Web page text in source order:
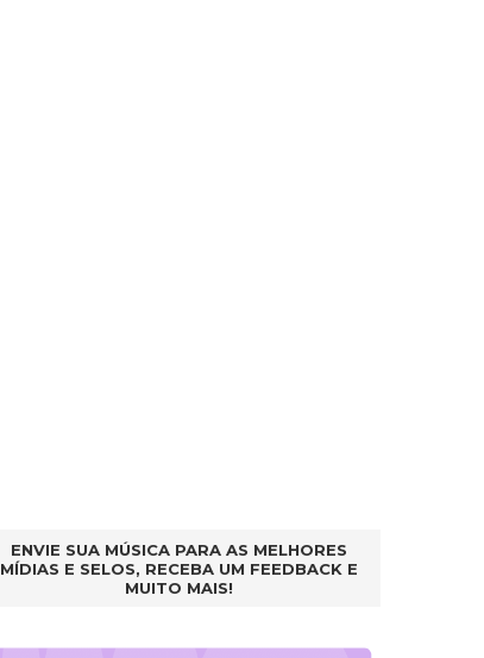
ENVIE SUA MÚSICA PARA AS MELHORES
MÍDIAS E SELOS, RECEBA UM FEEDBACK E
MUITO MAIS!